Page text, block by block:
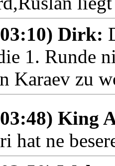
Dirk:
1. Runde
Karaev zu
King
hat ne